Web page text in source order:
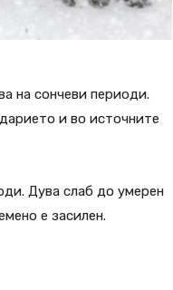
на сончеви периоди.
и во источните
Дува слаб до умерен
е засилен.